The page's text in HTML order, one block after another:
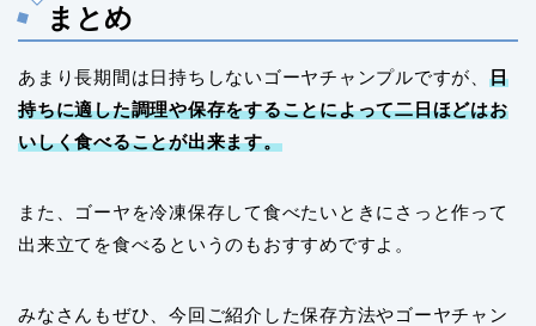
まとめ
あまり長期間は日持ちしないゴーヤチャンプルですが、 日
持ちに適した調理や保存をすることによって二日ほどはお
いしく食べることが出来ます。
また、ゴーヤを冷凍保存して食べたいときにさっと作って
出来立てを食べるというのもおすすめですよ。
みなさんもぜひ、今回ご紹介した保存方法やゴーヤチャン